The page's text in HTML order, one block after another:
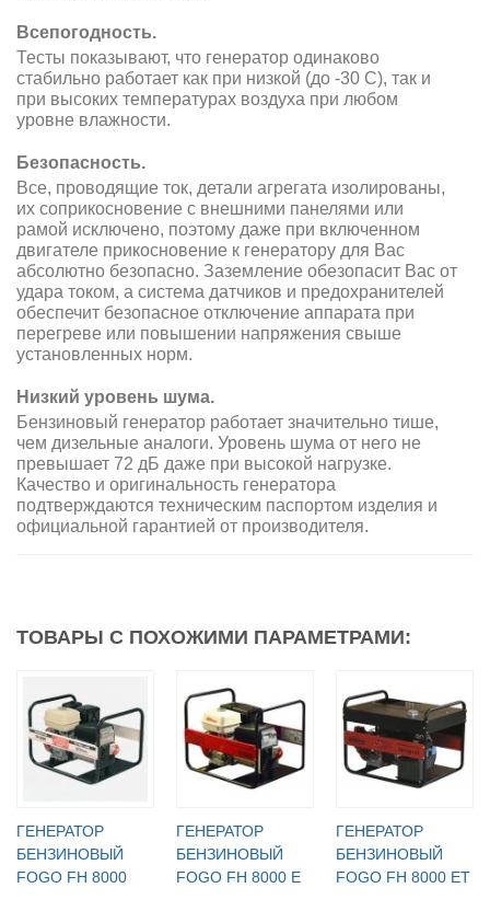
Всепогодность.
Тесты показывают, что генератор одинаково
стабильно работает как при низкой (до -30 С), так и
при высоких температурах воздуха при любом
уровне влажности.
Безопасность.
Все, проводящие ток, детали агрегата изолированы,
их соприкосновение с внешними панелями или
рамой исключено, поэтому даже при включенном
двигателе прикосновение к генератору для Вас
абсолютно безопасно. Заземление обезопасит Вас от
удара током, а система датчиков и предохранителей
обеспечит безопасное отключение аппарата при
перегреве или повышении напряжения свыше
установленных норм.
Низкий уровень шума.
Бензиновый генератор работает значительно тише,
чем дизельные аналоги. Уровень шума от него не
превышает 72 дБ даже при высокой нагрузке.
Качество и оригинальность генератора
подтверждаются техническим паспортом изделия и
официальной гарантией от производителя.
ТОВАРЫ С ПОХОЖИМИ ПАРАМЕТРАМИ:
ГЕНЕРАТОР
БЕНЗИНОВЫЙ
FOGO FH 8000
ГЕНЕРАТОР
БЕНЗИНОВЫЙ
FOGO FH 8000 Е
ГЕНЕРАТОР
БЕНЗИНОВЫЙ
FOGO FH 8000 ЕT